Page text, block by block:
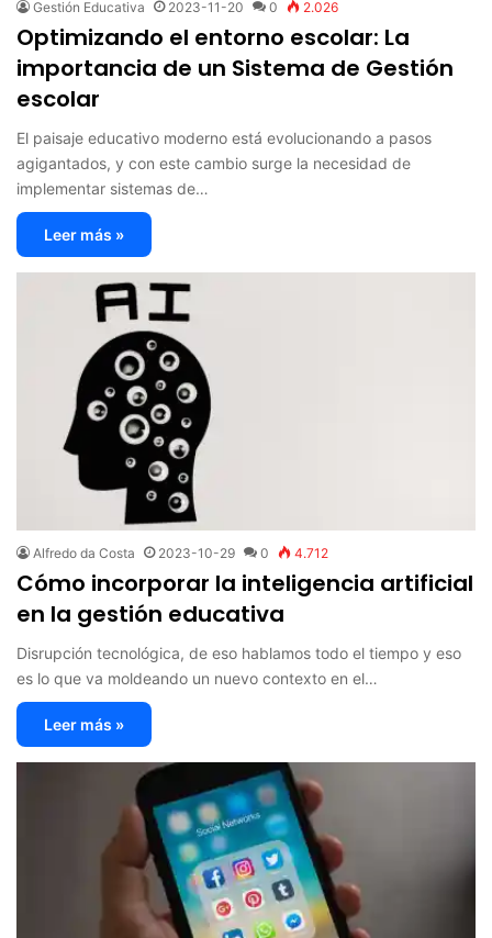
Gestión Educativa 2023-11-20 0 2.026
Optimizando el entorno escolar: La
importancia de un Sistema de Gestión
escolar
El paisaje educativo moderno está evolucionando a pasos
agigantados, y con este cambio surge la necesidad de
implementar sistemas de…
Leer más »
Alfredo da Costa 2023-10-29 0 4.712
Cómo incorporar la inteligencia artificial
en la gestión educativa
Disrupción tecnológica, de eso hablamos todo el tiempo y eso
es lo que va moldeando un nuevo contexto en el…
Leer más »